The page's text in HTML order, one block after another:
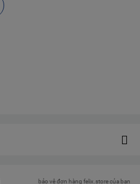
bảo vệ đơn hàng felix.store của bạn